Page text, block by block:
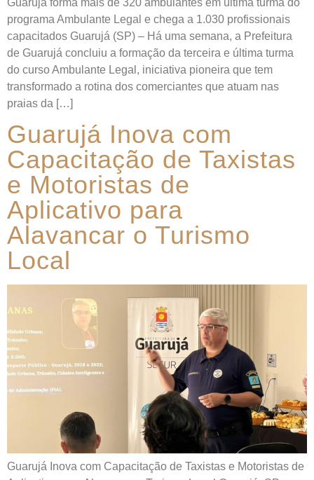
programa Ambulante Legal e chega a 1.030 profissionais
capacitados Guarujá (SP) – Há uma semana, a Prefeitura
de Guarujá concluiu a formação da terceira e última turma
do curso Ambulante Legal, iniciativa pioneira que tem
transformado a rotina dos comerciantes que atuam nas
praias da […]
Guarujá Inova com
Capacitação de Taxistas
e Motoristas de
Aplicativo para
Alavancar o Turismo
Local
Guarujá Inova com Capacitação de Taxistas e Motoristas de